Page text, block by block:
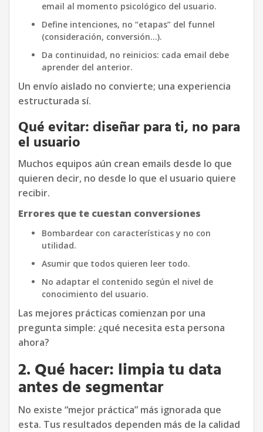
email al momento psicológico del usuario.
Define intenciones, no “etapas” del funnel
(consideración, conversión…).
Da continuidad, no reinicios: cada email debe
aprender del anterior.
Un envío aislado no convierte; una experiencia
estructurada sí.
Qué evitar: diseñar para ti, no para
el usuario
Muchos equipos aún crean emails desde lo que
quieren decir, no desde lo que el usuario quiere
recibir.
Errores que te cuestan conversiones
Bombardear con características y no con
utilidad.
Asumir que todos quieren leer todo.
No adaptar el contenido según el nivel de
conocimiento del usuario.
Las mejores prácticas comienzan por una
pregunta simple: ¿qué necesita esta persona
ahora?
2. Qué hacer: limpia tu data
antes de segmentar
No existe “mejor práctica” más ignorada que
esta. Tus resultados dependen más de la calidad